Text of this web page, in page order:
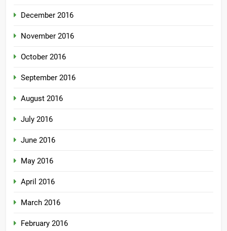
December 2016
November 2016
October 2016
September 2016
August 2016
July 2016
June 2016
May 2016
April 2016
March 2016
February 2016